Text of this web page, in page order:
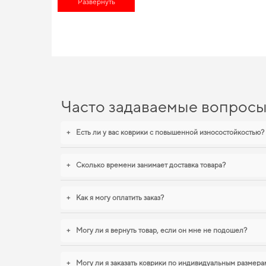
самого требовательного пользователя.
Развернуть
Часто задаваемые вопросы
+ Есть ли у вас коврики с повышенной износостойкостью?
+ Сколько времени занимает доставка товара?
+ Как я могу оплатить заказ?
+ Могу ли я вернуть товар, если он мне не подошел?
+ Могу ли я заказать коврики по индивидуальным